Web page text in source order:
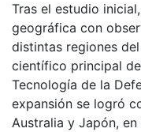
Tras el estudio
geográfica con
distintas regiones
científico principal
Tecnología de la
expansión se logró
Australia y Japón,